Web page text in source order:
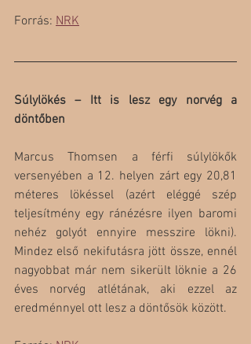
Forrás: NRK
Súlylökés – Itt is lesz egy norvég a
döntőben
Marcus Thomsen a férfi súlylökők
versenyében a 12. helyen zárt egy 20,81
méteres lökéssel (azért eléggé szép
teljesítmény egy ránézésre ilyen baromi
nehéz golyót ennyire messzire lökni).
Mindez első nekifutásra jött össze, ennél
nagyobbat már nem sikerült löknie a 26
éves norvég atlétának, aki ezzel az
eredménnyel ott lesz a döntősök között.